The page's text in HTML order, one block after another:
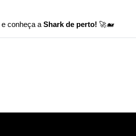
e conheça a Shark de perto! 🚀🐋